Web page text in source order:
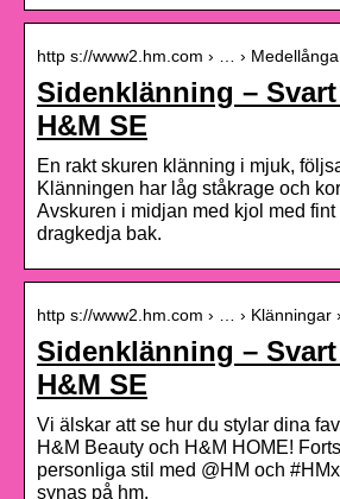
http s://www2.hm.com › … ›
Sidenklänning – Svart
H&M SE
En rakt skuren klänning i mjuk,
Klänningen har låg ståkrage och
Avskuren i midjan med kjol med fint
dragkedja bak.
http s://www2.hm.com › … › Klänningar
Sidenklänning – Svart
H&M SE
Vi älskar att se hur du stylar dina
H&M Beauty och H&M HOME!
personliga stil med @HM och
synas på hm.